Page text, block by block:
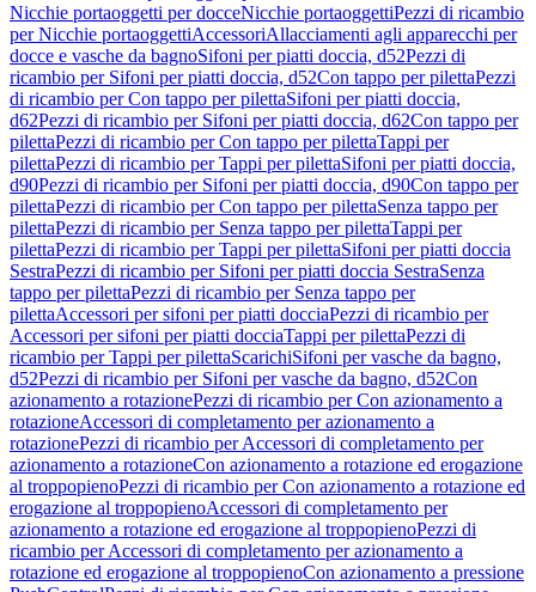
Nicchie portaoggetti per docceNicchie portaoggettiPezzi di ricambio
per Nicchie portaoggettiAccessoriAllacciamenti agli apparecchi per
docce e vasche da bagnoSifoni per piatti doccia, d52Pezzi di
ricambio per Sifoni per piatti doccia, d52Con tappo per pilettaPezzi
di ricambio per Con tappo per pilettaSifoni per piatti doccia,
d62Pezzi di ricambio per Sifoni per piatti doccia, d62Con tappo per
pilettaPezzi di ricambio per Con tappo per pilettaTappi per
pilettaPezzi di ricambio per Tappi per pilettaSifoni per piatti doccia,
d90Pezzi di ricambio per Sifoni per piatti doccia, d90Con tappo per
pilettaPezzi di ricambio per Con tappo per pilettaSenza tappo per
pilettaPezzi di ricambio per Senza tappo per pilettaTappi per
pilettaPezzi di ricambio per Tappi per pilettaSifoni per piatti doccia
SestraPezzi di ricambio per Sifoni per piatti doccia SestraSenza
tappo per pilettaPezzi di ricambio per Senza tappo per
pilettaAccessori per sifoni per piatti docciaPezzi di ricambio per
Accessori per sifoni per piatti docciaTappi per pilettaPezzi di
ricambio per Tappi per pilettaScarichiSifoni per vasche da bagno,
d52Pezzi di ricambio per Sifoni per vasche da bagno, d52Con
azionamento a rotazionePezzi di ricambio per Con azionamento a
rotazioneAccessori di completamento per azionamento a
rotazionePezzi di ricambio per Accessori di completamento per
azionamento a rotazioneCon azionamento a rotazione ed erogazione
al troppopienoPezzi di ricambio per Con azionamento a rotazione ed
erogazione al troppopienoAccessori di completamento per
azionamento a rotazione ed erogazione al troppopienoPezzi di
ricambio per Accessori di completamento per azionamento a
rotazione ed erogazione al troppopienoCon azionamento a pressione